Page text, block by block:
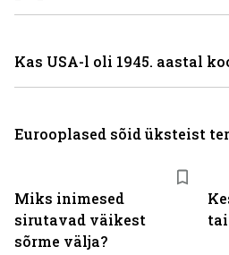
Miks inimesed
sirutavad väikest
sõrme välja?
Kas USA-l oli 1945. aastal
Eurooplased sõid üksteist